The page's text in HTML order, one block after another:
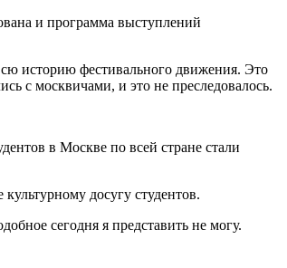
и программа выступлений
историю фестивального движения. Это
с москвичами, и это не преследовалось.
в Москве по всей стране стали
досугу студентов.
сегодня я представить не могу.